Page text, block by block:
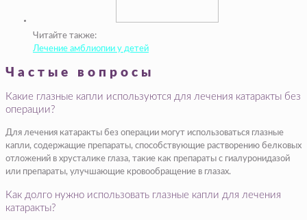
Читайте также:
Лечение амблиопии у детей
Частые вопросы
Какие глазные капли используются для лечения катаракты без
операции?
Для лечения катаракты без операции могут использоваться глазные
капли, содержащие препараты, способствующие растворению белковых
отложений в хрусталике глаза, такие как препараты с гиалуронидазой
или препараты, улучшающие кровообращение в глазах.
Как долго нужно использовать глазные капли для лечения
катаракты?